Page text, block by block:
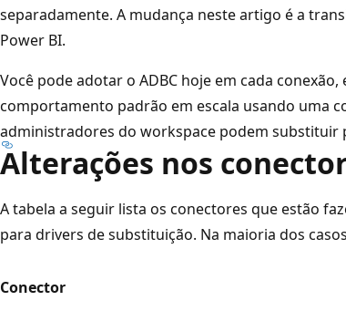
separadamente. A mudança neste artigo é a
Power BI.
Você pode adotar o ADBC hoje em cada
comportamento padrão em escala usando uma
administradores do workspace podem substituir
Alterações nos
A tabela a seguir lista os conectores que estão
para drivers de substituição. Na maioria dos
Conector